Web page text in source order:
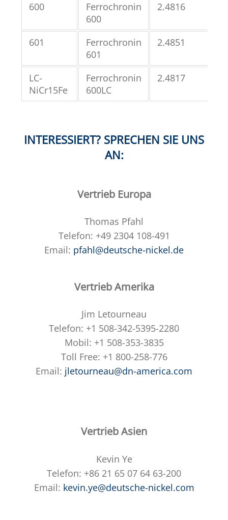
600
Ferrochronin
600
2.4816
601
Ferrochronin
601
2.4851
LC-
NiCr15Fe
Ferrochronin
600LC
2.4817
INTERESSIERT? SPRECHEN SIE UNS
AN:
Vertrieb Europa
Thomas Pfahl
Telefon: +49 2304 108-491
Email: pfahl@deutsche-nickel.de
Vertrieb Amerika
Jim Letourneau
Telefon: +1 508-342-5395-2280
Mobil: +1 508-353-3835
Toll Free: +1 800-258-776
Email: jletourneau@dn-america.com
Vertrieb Asien
Kevin Ye
Telefon: +86 21 65 07 64 63-200
Email: kevin.ye@deutsche-nickel.com